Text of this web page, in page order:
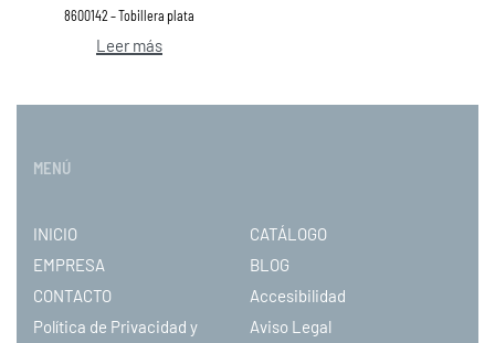
8600142 – Tobillera plata
Leer más
MENÚ
INICIO
CATÁLOGO
EMPRESA
BLOG
CONTACTO
Accesibilidad
Política de Privacidad y
Aviso Legal